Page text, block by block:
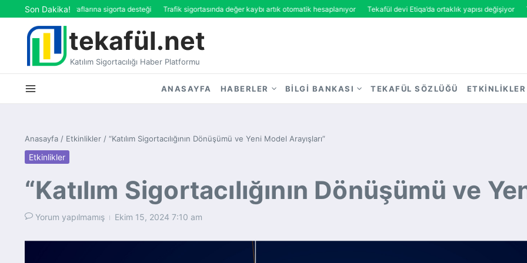
İçeriğe atlaSon Dakika!
eğitim masraflarına sigorta desteği Trafik sigortasında değer kaybı artık otomatik hesaplanıyor Tekafül devi Etiqa’da ortaklık yapısı değişiyor
tekafül.net
Katılım Sigortacılığı Haber Platformu
ANASAYFA HABERLER BILGI BANKASI TEKAFÜL SÖZLÜĞÜ ETKINLIKLER
Anasayfa / Etkinlikler / “Katılım Sigortacılığının Dönüşümü ve Yeni Model Arayışları”
Etkinlikler
“Katılım Sigortacılığının Dönüşümü ve
Yorum yapılmamış Ekim 15, 2024 7:10 am